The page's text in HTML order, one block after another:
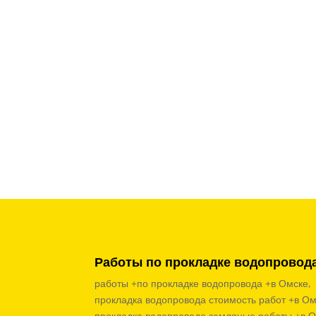
Работы по прокладке
работы +по прокладке водопровода +в Омске,
прокладка водопровода стоимость работ +в